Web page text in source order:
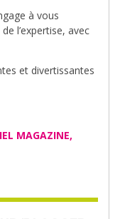
à vous
l’expertise, avec
et divertissantes
MAGAZINE,